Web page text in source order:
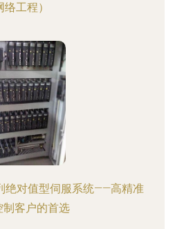
络工程）
绝对值型伺服系统——高精准
制客户的首选